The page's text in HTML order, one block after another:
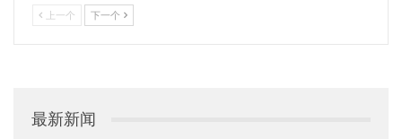
上一个 下一个
最新新闻